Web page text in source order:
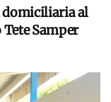
domiciliaria al
Samper